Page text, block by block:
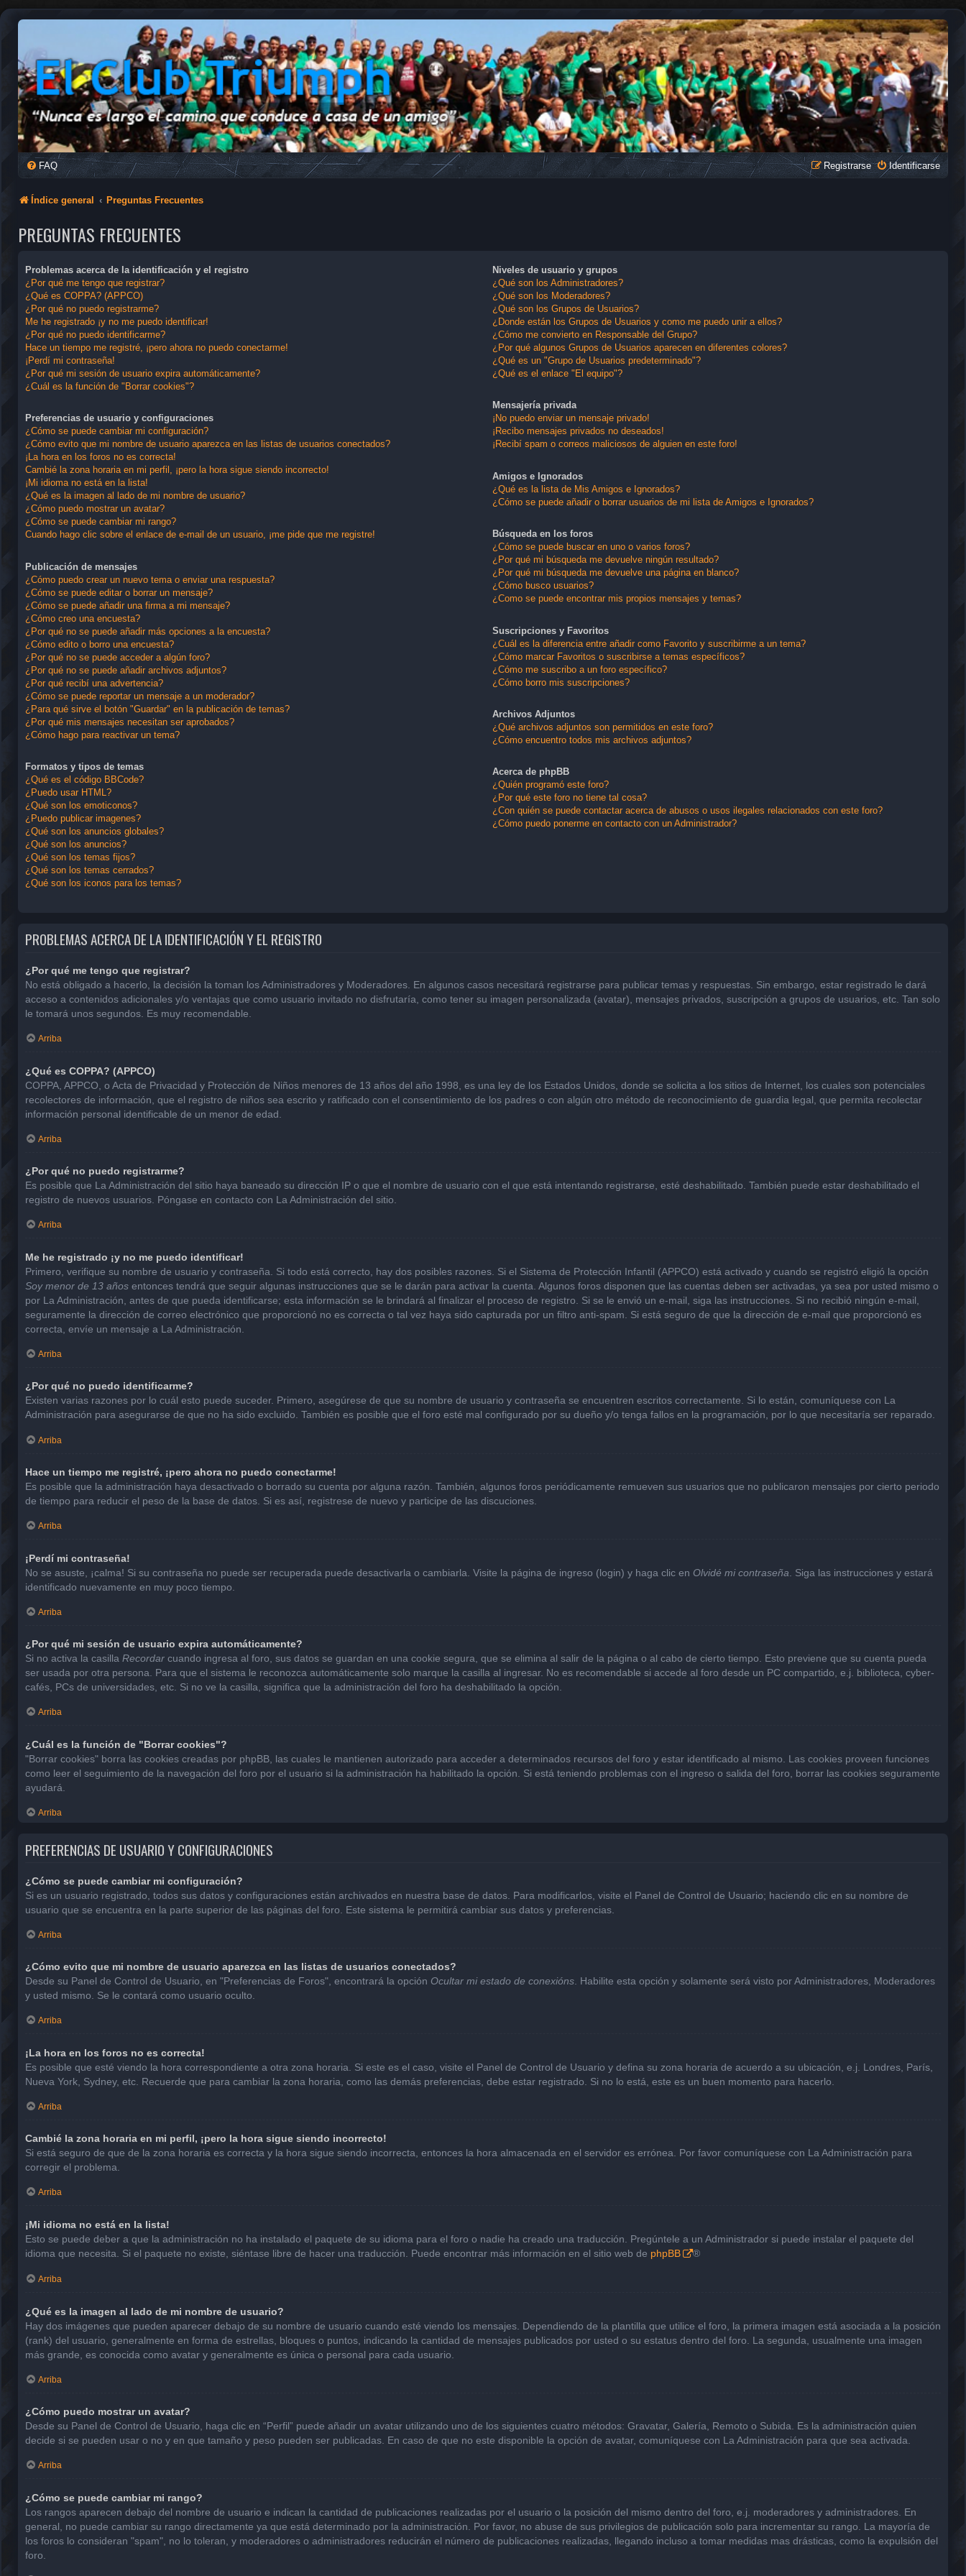
FAQ Identificarse
Registrarse
Índice general Preguntas Frecuentes
PREGUNTAS FRECUENTES
Problemas acerca de la identificación y el registro
¿Por qué me tengo que registrar?
¿Qué es COPPA? (APPCO)
¿Por qué no puedo registrarme?
Me he registrado ¡y no me puedo identificar!
¿Por qué no puedo identificarme?
Hace un tiempo me registré, ¡pero ahora no puedo conectarme!
¡Perdí mi contraseña!
¿Por qué mi sesión de usuario expira automáticamente?
¿Cuál es la función de "Borrar cookies"?
Preferencias de usuario y configuraciones
¿Cómo se puede cambiar mi configuración?
¿Cómo evito que mi nombre de usuario aparezca en las listas de usuarios conectados?
¡La hora en los foros no es correcta!
Cambié la zona horaria en mi perfil, ¡pero la hora sigue siendo incorrecto!
¡Mi idioma no está en la lista!
¿Qué es la imagen al lado de mi nombre de usuario?
¿Cómo puedo mostrar un avatar?
¿Cómo se puede cambiar mi rango?
Cuando hago clic sobre el enlace de e-mail de un usuario, ¡me pide que me registre!
Publicación de mensajes
¿Cómo puedo crear un nuevo tema o enviar una respuesta?
¿Cómo se puede editar o borrar un mensaje?
¿Cómo se puede añadir una firma a mi mensaje?
¿Cómo creo una encuesta?
¿Por qué no se puede añadir más opciones a la encuesta?
¿Cómo edito o borro una encuesta?
¿Por qué no se puede acceder a algún foro?
¿Por qué no se puede añadir archivos adjuntos?
¿Por qué recibí una advertencia?
¿Cómo se puede reportar un mensaje a un moderador?
¿Para qué sirve el botón "Guardar" en la publicación de temas?
¿Por qué mis mensajes necesitan ser aprobados?
¿Cómo hago para reactivar un tema?
Formatos y tipos de temas
¿Qué es el código BBCode?
¿Puedo usar HTML?
¿Qué son los emoticonos?
¿Puedo publicar imagenes?
¿Qué son los anuncios globales?
¿Qué son los anuncios?
¿Qué son los temas fijos?
¿Qué son los temas cerrados?
¿Qué son los iconos para los temas?
Niveles de usuario y grupos
¿Qué son los Administradores?
¿Qué son los Moderadores?
¿Qué son los Grupos de Usuarios?
¿Donde están los Grupos de Usuarios y como me puedo unir a ellos?
¿Cómo me convierto en Responsable del Grupo?
¿Por qué algunos Grupos de Usuarios aparecen en diferentes colores?
¿Qué es un "Grupo de Usuarios predeterminado"?
¿Qué es el enlace "El equipo"?
Mensajería privada
¡No puedo enviar un mensaje privado!
¡Recibo mensajes privados no deseados!
¡Recibí spam o correos maliciosos de alguien en este foro!
Amigos e Ignorados
¿Qué es la lista de Mis Amigos e Ignorados?
¿Cómo se puede añadir o borrar usuarios de mi lista de Amigos e Ignorados?
Búsqueda en los foros
¿Cómo se puede buscar en uno o varios foros?
¿Por qué mi búsqueda me devuelve ningún resultado?
¿Por qué mi búsqueda me devuelve una página en blanco?
¿Cómo busco usuarios?
¿Como se puede encontrar mis propios mensajes y temas?
Suscripciones y Favoritos
¿Cuál es la diferencia entre añadir como Favorito y suscribirme a un tema?
¿Cómo marcar Favoritos o suscribirse a temas específicos?
¿Cómo me suscribo a un foro específico?
¿Cómo borro mis suscripciones?
Archivos Adjuntos
¿Qué archivos adjuntos son permitidos en este foro?
¿Cómo encuentro todos mis archivos adjuntos?
Acerca de phpBB
¿Quién programó este foro?
¿Por qué este foro no tiene tal cosa?
¿Con quién se puede contactar acerca de abusos o usos ilegales relacionados con este foro?
¿Cómo puedo ponerme en contacto con un Administrador?
PROBLEMAS ACERCA DE LA IDENTIFICACIÓN Y EL REGISTRO
¿Por qué me tengo que registrar?
No está obligado a hacerlo, la decisión la toman los Administradores y Moderadores. En algunos casos necesitará registrarse para publicar temas y respuestas. Sin embargo, estar registrado le dará
acceso a contenidos adicionales y/o ventajas que como usuario invitado no disfrutaría, como tener su imagen personalizada (avatar), mensajes privados, suscripción a grupos de usuarios, etc. Tan solo
le tomará unos segundos. Es muy recomendable.
Arriba
¿Qué es COPPA? (APPCO)
COPPA, APPCO, o Acta de Privacidad y Protección de Niños menores de 13 años del año 1998, es una ley de los Estados Unidos, donde se solicita a los sitios de Internet, los cuales son potenciales
recolectores de información, que el registro de niños sea escrito y ratificado con el consentimiento de los padres o con algún otro método de reconocimiento de guardia legal, que permita recolectar
información personal identificable de un menor de edad.
Arriba
¿Por qué no puedo registrarme?
Es posible que La Administración del sitio haya baneado su dirección IP o que el nombre de usuario con el que está intentando registrarse, esté deshabilitado. También puede estar deshabilitado el
registro de nuevos usuarios. Póngase en contacto con La Administración del sitio.
Arriba
Me he registrado ¡y no me puedo identificar!
Primero, verifique su nombre de usuario y contraseña. Si todo está correcto, hay dos posibles razones. Si el Sistema de Protección Infantil (APPCO) está activado y cuando se registró eligió la opción
Soy menor de 13 años entonces tendrá que seguir algunas instrucciones que se le darán para activar la cuenta. Algunos foros disponen que las cuentas deben ser activadas, ya sea por usted mismo o
por La Administración, antes de que pueda identificarse; esta información se le brindará al finalizar el proceso de registro. Si se le envió un e-mail, siga las instrucciones. Si no recibió ningún e-mail,
seguramente la dirección de correo electrónico que proporcionó no es correcta o tal vez haya sido capturada por un filtro anti-spam. Si está seguro de que la dirección de e-mail que proporcionó es
correcta, envíe un mensaje a La Administración.
Arriba
¿Por qué no puedo identificarme?
Existen varias razones por lo cuál esto puede suceder. Primero, asegúrese de que su nombre de usuario y contraseña se encuentren escritos correctamente. Si lo están, comuníquese con La
Administración para asegurarse de que no ha sido excluido. También es posible que el foro esté mal configurado por su dueño y/o tenga fallos en la programación, por lo que necesitaría ser reparado.
Arriba
Hace un tiempo me registré, ¡pero ahora no puedo conectarme!
Es posible que la administración haya desactivado o borrado su cuenta por alguna razón. También, algunos foros periódicamente remueven sus usuarios que no publicaron mensajes por cierto periodo
de tiempo para reducir el peso de la base de datos. Si es así, registrese de nuevo y participe de las discuciones.
Arriba
¡Perdí mi contraseña!
No se asuste, ¡calma! Si su contraseña no puede ser recuperada puede desactivarla o cambiarla. Visite la página de ingreso (login) y haga clic en Olvidé mi contraseña . Siga las instrucciones y estará
identificado nuevamente en muy poco tiempo.
Arriba
¿Por qué mi sesión de usuario expira automáticamente?
Si no activa la casilla Recordar cuando ingresa al foro, sus datos se guardan en una cookie segura, que se elimina al salir de la página o al cabo de cierto tiempo. Esto previene que su cuenta pueda
ser usada por otra persona. Para que el sistema le reconozca automáticamente solo marque la casilla al ingresar. No es recomendable si accede al foro desde un PC compartido, e.j. biblioteca, cyber-
cafés, PCs de universidades, etc. Si no ve la casilla, significa que la administración del foro ha deshabilitado la opción.
Arriba
¿Cuál es la función de "Borrar cookies"?
"Borrar cookies" borra las cookies creadas por phpBB, las cuales le mantienen autorizado para acceder a determinados recursos del foro y estar identificado al mismo. Las cookies proveen funciones
como leer el seguimiento de la navegación del foro por el usuario si la administración ha habilitado la opción. Si está teniendo problemas con el ingreso o salida del foro, borrar las cookies seguramente
ayudará.
Arriba
PREFERENCIAS DE USUARIO Y CONFIGURACIONES
¿Cómo se puede cambiar mi configuración?
Si es un usuario registrado, todos sus datos y configuraciones están archivados en nuestra base de datos. Para modificarlos, visite el Panel de Control de Usuario; haciendo clic en su nombre de
usuario que se encuentra en la parte superior de las páginas del foro. Este sistema le permitirá cambiar sus datos y preferencias.
Arriba
¿Cómo evito que mi nombre de usuario aparezca en las listas de usuarios conectados?
Desde su Panel de Control de Usuario, en "Preferencias de Foros", encontrará la opción Ocultar mi estado de conexións . Habilite esta opción y solamente será visto por Administradores, Moderadores
y usted mismo. Se le contará como usuario oculto.
Arriba
¡La hora en los foros no es correcta!
Es posible que esté viendo la hora correspondiente a otra zona horaria. Si este es el caso, visite el Panel de Control de Usuario y defina su zona horaria de acuerdo a su ubicación, e.j. Londres, París,
Nueva York, Sydney, etc. Recuerde que para cambiar la zona horaria, como las demás preferencias, debe estar registrado. Si no lo está, este es un buen momento para hacerlo.
Arriba
Cambié la zona horaria en mi perfil, ¡pero la hora sigue siendo incorrecto!
Si está seguro de que de la zona horaria es correcta y la hora sigue siendo incorrecta, entonces la hora almacenada en el servidor es errónea. Por favor comuníquese con La Administración para
corregir el problema.
Arriba
¡Mi idioma no está en la lista!
Esto se puede deber a que la administración no ha instalado el paquete de su idioma para el foro o nadie ha creado una traducción. Pregúntele a un Administrador si puede instalar el paquete del
idioma que necesita. Si el paquete no existe, siéntase libre de hacer una traducción. Puede encontrar más información en el sitio web de phpBB ®
Arriba
¿Qué es la imagen al lado de mi nombre de usuario?
Hay dos imágenes que pueden aparecer debajo de su nombre de usuario cuando esté viendo los mensajes. Dependiendo de la plantilla que utilice el foro, la primera imagen está asociada a la posición
(rank) del usuario, generalmente en forma de estrellas, bloques o puntos, indicando la cantidad de mensajes publicados por usted o su estatus dentro del foro. La segunda, usualmente una imagen
más grande, es conocida como avatar y generalmente es única o personal para cada usuario.
Arriba
¿Cómo puedo mostrar un avatar?
Desde su Panel de Control de Usuario, haga clic en “Perfil” puede añadir un avatar utilizando uno de los siguientes cuatro métodos: Gravatar, Galería, Remoto o Subida. Es la administración quien
decide si se pueden usar o no y en que tamaño y peso pueden ser publicadas. En caso de que no este disponible la opción de avatar, comuníquese con La Administración para que sea activada.
Arriba
¿Cómo se puede cambiar mi rango?
Los rangos aparecen debajo del nombre de usuario e indican la cantidad de publicaciones realizadas por el usuario o la posición del mismo dentro del foro, e.j. moderadores y administradores. En
general, no puede cambiar su rango directamente ya que está determinado por la administración. Por favor, no abuse de sus privilegios de publicación solo para incrementar su rango. La mayoría de
los foros lo consideran "spam", no lo toleran, y moderadores o administradores reducirán el número de publicaciones realizadas, llegando incluso a tomar medidas mas drásticas, como la expulsión del
foro.